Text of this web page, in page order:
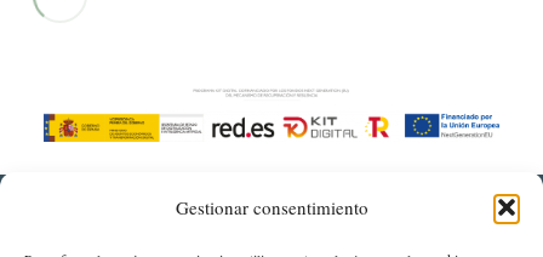
Gestionar consentimiento